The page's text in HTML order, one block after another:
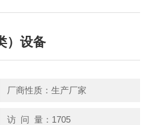
）设备
厂商性质：生产厂家
访 问 量：1705